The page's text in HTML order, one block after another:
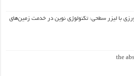
با لیزر سطحی: تکنولوژی نوین در خدمت زمین‌های
the